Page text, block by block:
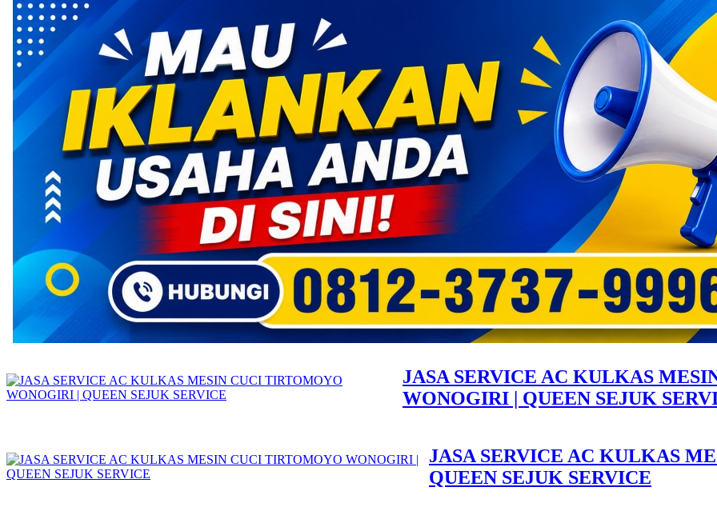
JASA SERVICE AC KULKAS
WONOGIRI | QUEEN SEJUK
JASA SERVICE AC KULKAS
QUEEN SEJUK SERVICE